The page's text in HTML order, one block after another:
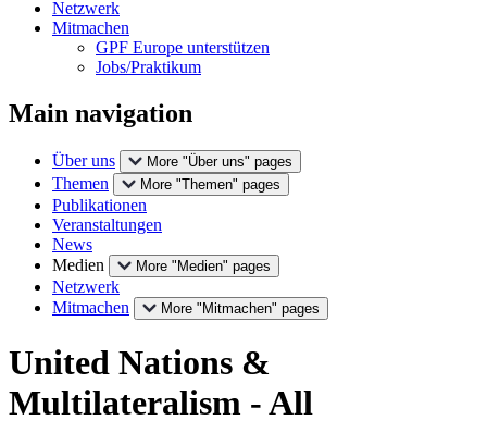
Netzwerk
Mitmachen
GPF Europe unterstützen
Jobs/Praktikum
Main navigation
Über uns More "Über uns" pages
Themen More "Themen" pages
Publikationen
Veranstaltungen
News
Medien
More "Medien" pages
Netzwerk
Mitmachen
More "Mitmachen" pages
United Nations &
Multilateralism - All